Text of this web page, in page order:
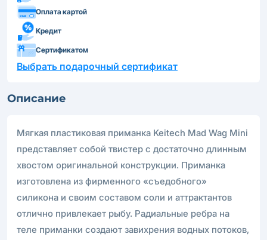
Оплата картой
Кредит
Сертификатом
Выбрать подарочный сертификат
Описание
Мягкая пластиковая приманка Keitech Mad Wag Mini
представляет собой твистер с достаточно длинным
хвостом оригинальной конструкции. Приманка
изготовлена из фирменного «съедобного»
силикона и своим составом соли и аттрактантов
отлично привлекает рыбу. Радиальные ребра на
теле приманки создают завихрения водных потоков,